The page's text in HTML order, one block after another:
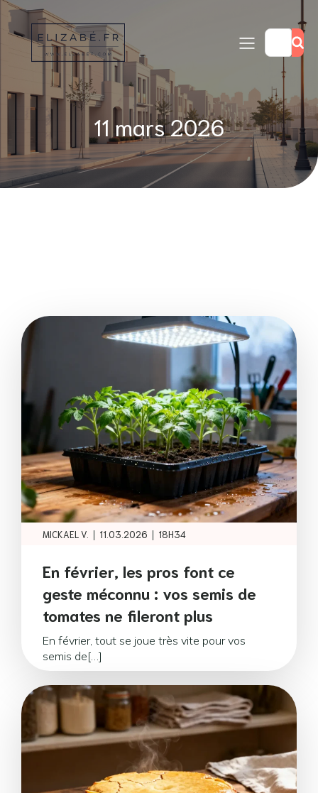
11 mars 2026
MICKAEL V. | 11.03.2026 | 18H34
En février, les pros font ce
geste méconnu : vos semis de
tomates ne fileront plus
En février, tout se joue très vite pour vos
semis de[…]